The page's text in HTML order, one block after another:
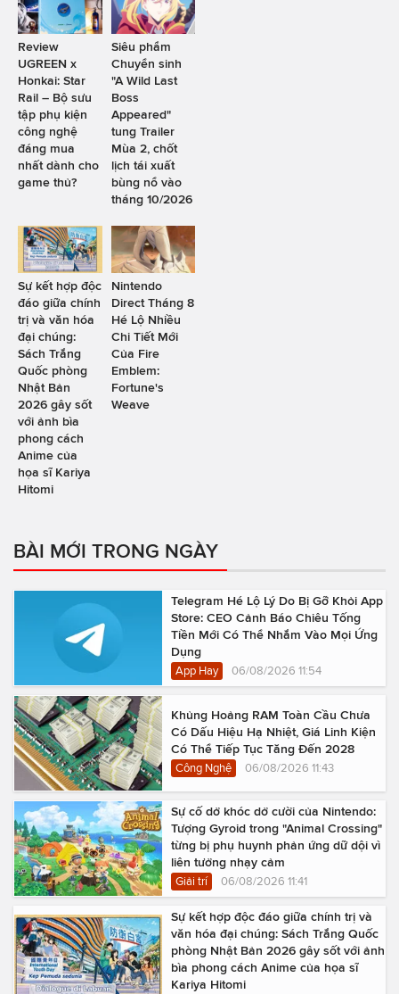
Review
UGREEN x
Honkai: Star
Rail – Bộ sưu
tập phụ kiện
công nghệ
đáng mua
nhất dành cho
game thủ?
Siêu phẩm
Chuyển sinh
"A Wild Last
Boss
Appeared"
tung Trailer
Mùa 2, chốt
lịch tái xuất
bùng nổ vào
tháng 10/2026
Sự kết hợp độc
đáo giữa chính
trị và văn hóa
đại chúng:
Sách Trắng
Quốc phòng
Nhật Bản
2026 gây sốt
với ảnh bìa
phong cách
Anime của
họa sĩ Kariya
Hitomi
Nintendo
Direct Tháng 8
Hé Lộ Nhiều
Chi Tiết Mới
Của Fire
Emblem:
Fortune's
Weave
BÀI MỚI TRONG NGÀY
Telegram Hé Lộ Lý Do Bị Gỡ Khỏi App
Store: CEO Cảnh Báo Chiêu Tống
Tiền Mới Có Thể Nhắm Vào Mọi Ứng
Dụng
App Hay 06/08/2026 11:54
Khủng Hoảng RAM Toàn Cầu Chưa
Có Dấu Hiệu Hạ Nhiệt, Giá Linh Kiện
Có Thể Tiếp Tục Tăng Đến 2028
Công Nghệ 06/08/2026 11:43
Sự cố dở khóc dở cười của Nintendo:
Tượng Gyroid trong "Animal Crossing"
từng bị phụ huynh phản ứng dữ dội vì
liên tưởng nhạy cảm
Giải trí 06/08/2026 11:41
Sự kết hợp độc đáo giữa chính trị và
văn hóa đại chúng: Sách Trắng Quốc
phòng Nhật Bản 2026 gây sốt với ảnh
bìa phong cách Anime của họa sĩ
Kariya Hitomi